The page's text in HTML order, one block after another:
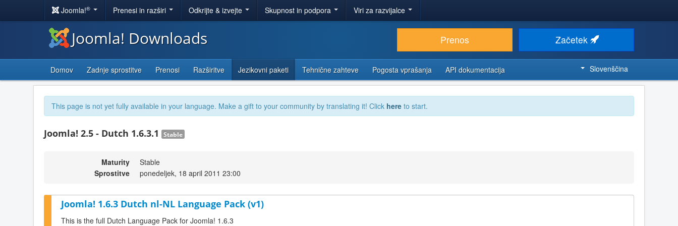
Joomla!® Prenesi in razširi Odkrijte & izvejte Skupnost in podpora Viri za razvijalce
Joomla! Downloads Prenos Začetek
Domov Zadnje sprostitve Prenosi Razširitve Jezikovni paketi Tehnične zahteve Pogosta vprašanja API dokumentacija Slovenščina
This page is not yet fully available in your language. Make a gift to your community by translating it! Click here to start.
Joomla! 2.5 - Dutch 1.6.3.1 Stable
Maturity
Stable
Sprostitve
ponedeljek, 18 april 2011 23:00
Joomla! 1.6.3 Dutch nl-NL Language Pack (v1)
This is the full Dutch Language Pack for Joomla! 1.6.3